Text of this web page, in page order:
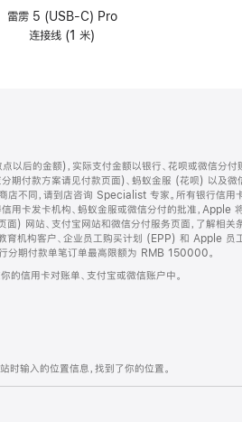
雷雳 5 (USB-C) Pro
连接线 (1 米)
后的金额)，实际支付金额以银行、花呗或微信分
期付款方案请见付款页面)、蚂蚁金服 (花呗) 以及
同，请到店咨询 Specialist 专家。所有银行信用
用卡发卡机构、蚂蚁金服或微信分付的批准，Apple
) 网站、支付宝网站和微信分付服务页面，了解相关
育机构客户、企业员工购买计划 (EPP) 和 Apple
行分期付款单笔订单最高限额为 RMB 150000。
的信用卡对账单、支付宝或微信账户中。
输入的位置信息，找到了你的位置。